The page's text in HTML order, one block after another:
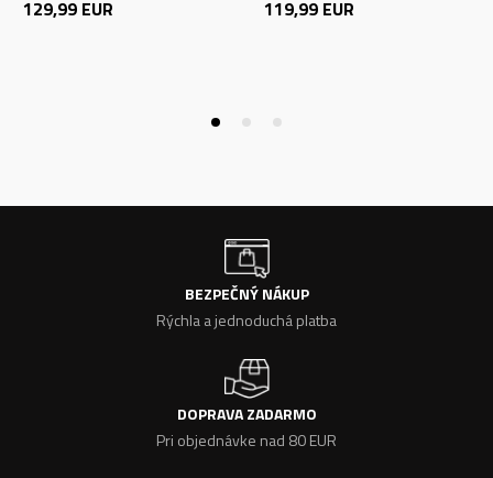
129,99 EUR 119,99 EUR
BEZPEČNÝ NÁKUP
Rýchla a jednoduchá platba
DOPRAVA ZADARMO
Pri objednávke nad 80 EUR